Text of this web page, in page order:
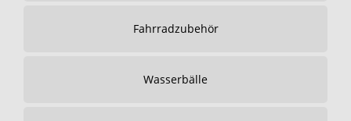
Fahrradzubehör
Wasserbälle